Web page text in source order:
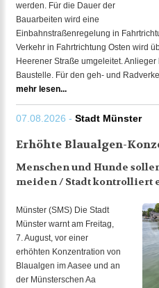
werden. Für die Dauer der
Bauarbeiten wird eine
Einbahnstraßenregelung in
Verkehr in Fahrtrichtung Osten wird
Heerener Straße umgeleitet.
Baustelle. Für den geh- und
mehr lesen...
07.08.2026 - Stadt Münster
Erhöhte Blaualgen-
Menschen und Hunde
meiden / Stadt kontrolliert
Münster (SMS) Die Stadt
Münster warnt am Freitag,
7. August, vor einer
erhöhten Konzentration von
Blaualgen im Aasee und an
der Münsterschen Aa